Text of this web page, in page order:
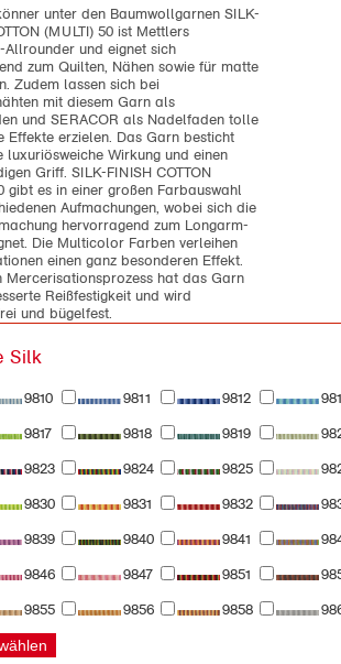
unter den Baumwollgarnen SILK-
(MULTI) 50 ist Mettlers
Allrounder und eignet sich
zum Quilten, Nähen sowie für matte
Zudem lassen sich bei
mit diesem Garn als
und SERACOR als Nadelfaden tolle
Effekte erzielen. Das Garn besticht
luxuriösweiche Wirkung und einen
Griff. SILK-FINISH COTTON
gibt es in einer großen Farbauswahl
Aufmachungen, wobei sich die
hervorragend zum Longarm-
Die Multicolor Farben verleihen
einen ganz besonderen Effekt.
Mercerisationsprozess hat das Garn
Reißfestigkeit und wird
und bügelfest.
Silk
9810 9811 9812
9817
9818 9819
9823
9824 9825
9830
9831 9832
9839
9840 9841
9846
9847 9851
9855
9856 9858